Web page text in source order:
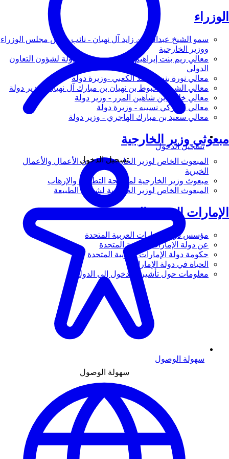
الوزراء
سمو الشيخ عبدالله بن زايد آل نهيان - نائب رئيس مجلس الوزراء
ووزير الخارجية
معالي ريم بنت إبراهيم الهاشمي - وزيرة دولة لشؤون التعاون
الدولي
معالي نورة بنت محمد الكعبي -وزيرة دولة
معالي الشيخ شخبوط بن نهيان بن مبارك آل نهيان - وزير دولة
معالي خليفة بن شاهين المرر - وزير دولة
معالي لانا زكي نسيبه - وزيرة دولة
معالي سعيد بن مبارك الهاجري - وزير دولة
مبعوثي وزير الخارجية
المبعوث الخاص لوزير الخارجية لشؤون الأعمال والأعمال
الخيرية
مبعوث وزير الخارجية لمكافحة التطرف والإرهاب
المبعوث الخاص لوزير الخارجية لشؤون الطبيعة
الإمارات العربية المتحدة
مؤسس دولة الإمارات العربية المتحدة
عن دولة الإمارات العربية المتحدة
حكومة دولة الإمارات العربية المتحدة
الحياة في دولة الإمارات
معلومات حول تأشيرة الدخول إلى الدولة
تسجيل الدخول
تسجيل الدخول
سهولة الوصول
سهولة الوصول